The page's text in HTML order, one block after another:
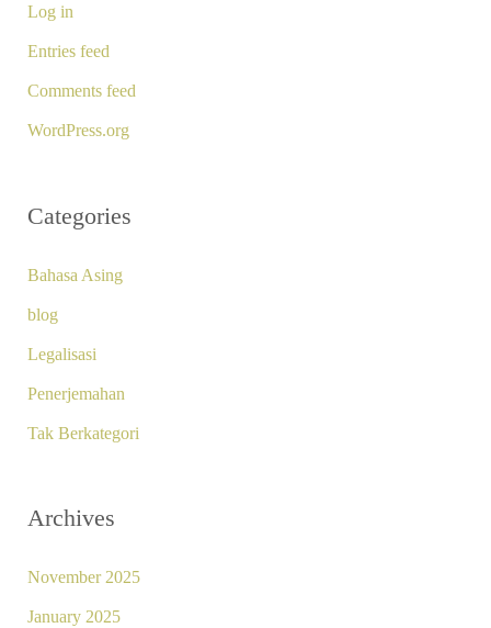
Log in
Entries feed
Comments feed
WordPress.org
Categories
Bahasa Asing
blog
Legalisasi
Penerjemahan
Tak Berkategori
Archives
November 2025
January 2025